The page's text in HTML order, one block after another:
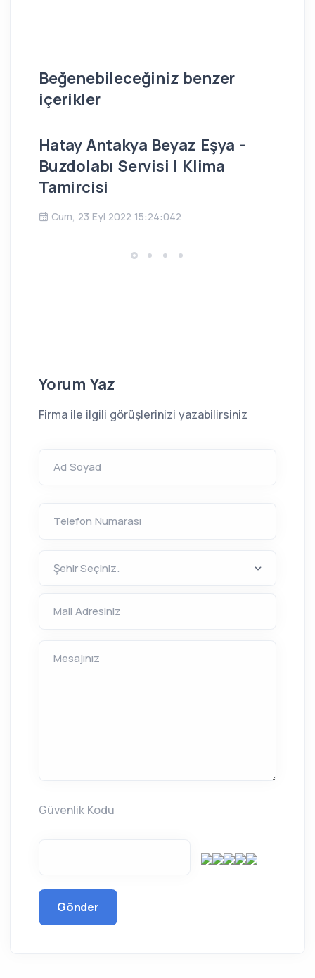
Beğenebileceğiniz benzer
içerikler
Hatay Antakya Beyaz Eşya -
Buzdolabı Servisi | Klima
Tamircisi
Cum, 23 Eyl 2022 15:24:042
Yorum Yaz
Firma ile ilgili görüşlerinizi yazabilirsiniz
Ad Soyad
Telefon Numarası
Mail Adresiniz
Mesajınız
Güvenlik Kodu
Gönder